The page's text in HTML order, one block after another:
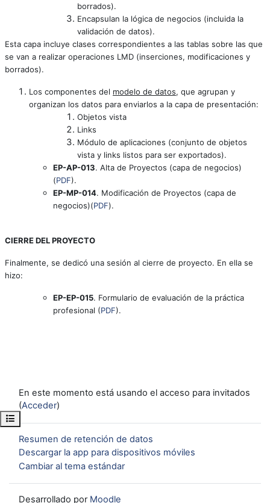
Abrir índice del curso
borrados).
Encapsulan la lógica de negocios (incluida la
validación de datos).
Esta capa incluye clases correspondientes a las tablas sobre las que
se van a realizar operaciones LMD (inserciones, modificaciones y
borrados).
Los componentes del modelo de datos, que agrupan y
organizan los datos para enviarlos a la capa de presentación:
Objetos vista
Links
Módulo de aplicaciones (conjunto de objetos
vista y links listos para ser exportados).
EP-AP-013. Alta de Proyectos (capa de negocios)
(PDF).
EP-MP-014. Modificación de Proyectos (capa de
negocios)(PDF).
CIERRE DEL PROYECTO
Finalmente, se dedicó una sesión al cierre de proyecto. En ella se
hizo:
EP-EP-015. Formulario de evaluación de la práctica
profesional (PDF).
En este momento está usando el acceso para invitados
(Acceder)
Resumen de retención de datos
Descargar la app para dispositivos móviles
Cambiar al tema estándar
Desarrollado por Moodle